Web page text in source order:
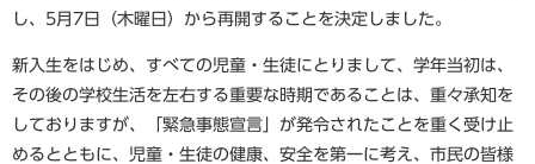
し、5月7日（木曜日）から再開することを決定しました。
新入生をはじめ、すべての児童・生徒にとりまして、学年当初は、
その後の学校生活を左右する重要な時期であることは、重々承知を
しておりますが、「緊急事態宣言」が発令されたことを重く受け止
めるとともに、児童・生徒の健康、安全を第一に考え、市民の皆様